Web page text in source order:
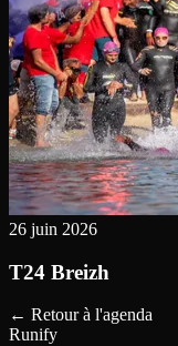
26 juin 2026
T24 Breizh
← Retour à l'agenda
Runify